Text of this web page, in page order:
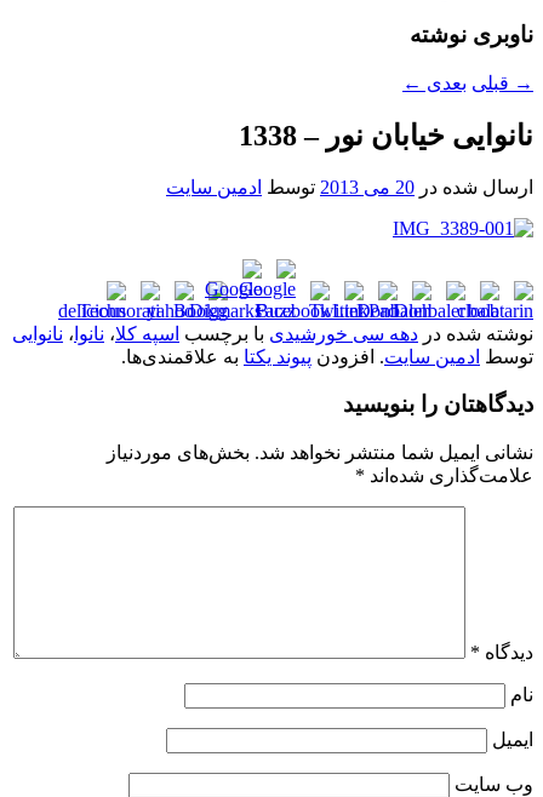
ناوبری نوشته
→ قبلی بعدی ←
نانوایی خیابان نور – 1338
ارسال شده در 20 می 2013 توسط ادمین سایت
نوشته شده در دهه سی خورشیدی با برچسب اسپه کلا، نانوا ، نانوایی
توسط ادمین سایت. افزودن پیوند یکتا به علاقمندی‌ها.
دیدگاهتان را بنویسید
نشانی ایمیل شما منتشر نخواهد شد. بخش‌های موردنیاز
علامت‌گذاری شده‌اند *
دیدگاه *
نام
ایمیل
وب‌ سایت